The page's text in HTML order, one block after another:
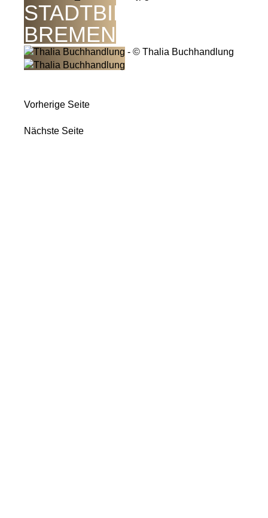
STADTBIBLIOTHEK
BREMEN
Vorherige Seite
Nächste Seite